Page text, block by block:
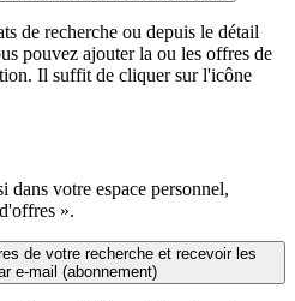
de recherche ou depuis le détail
pouvez ajouter la ou les offres de
Il suffit de cliquer sur l'icône
dans votre espace personnel,
».
de votre recherche et recevoir les
e-mail (abonnement)